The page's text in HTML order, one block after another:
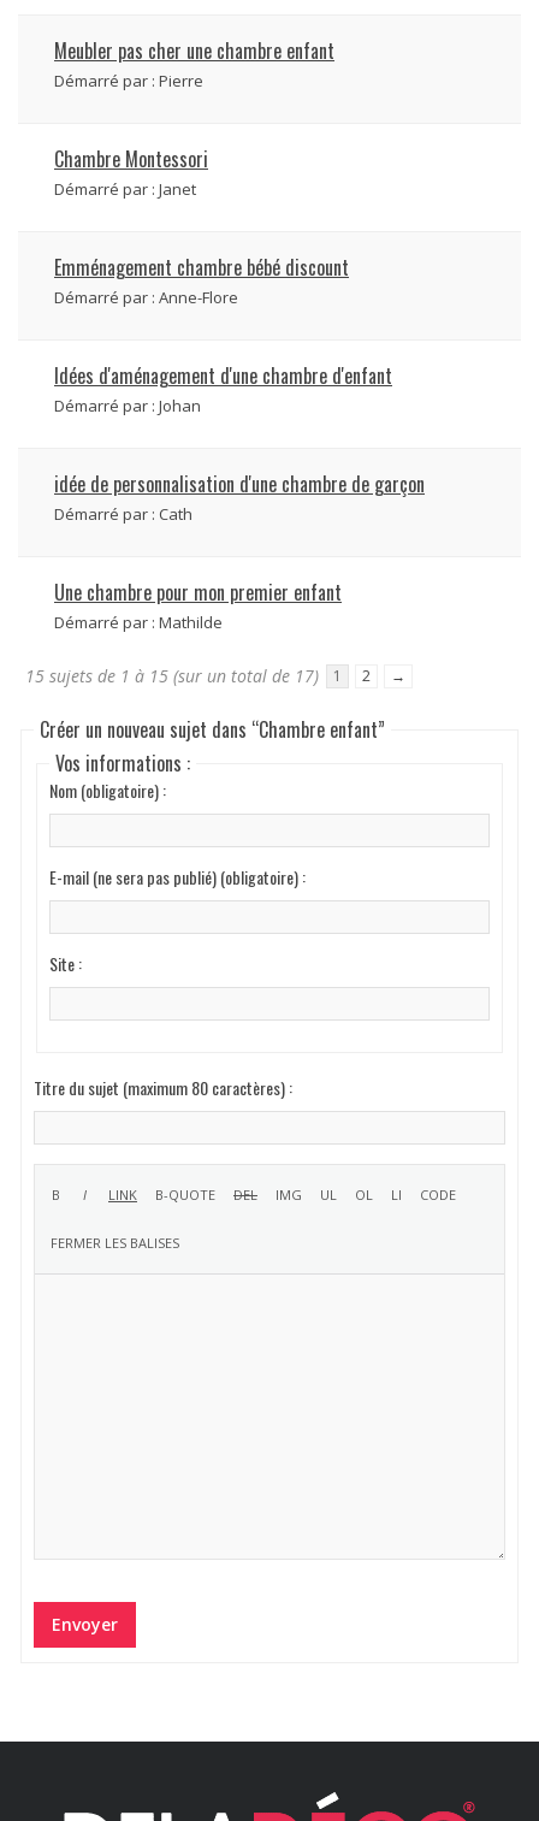
Meubler pas cher une chambre enfant
Démarré par : Pierre
Chambre Montessori
Démarré par : Janet
Emménagement chambre bébé discount
Démarré par : Anne-Flore
Idées d'aménagement d'une chambre d'enfant
Démarré par : Johan
idée de personnalisation d'une chambre de garçon
Démarré par : Cath
Une chambre pour mon premier enfant
Démarré par : Mathilde
15 sujets de 1 à 15 (sur un total de 17) 1 2 →
Créer un nouveau sujet dans “Chambre enfant”
Vos informations :
Nom (obligatoire) :
E-mail (ne sera pas publié) (obligatoire) :
Site :
Titre du sujet (maximum 80 caractères) :
Envoyer